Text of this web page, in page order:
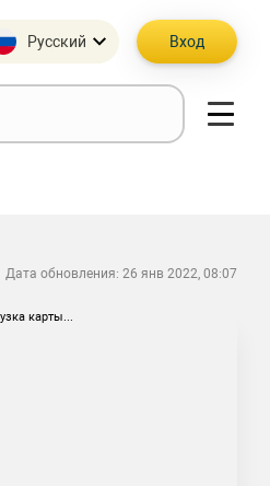
Русский Вход
Дата обновления: 26 янв 2022, 08:07
карты...